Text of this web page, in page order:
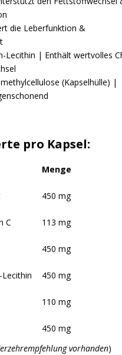
die Leberfunktion &
Lecithin | Enthält wertvolles
(Kapselhülle) |
pro Kapsel:
Menge
450 mg
C 113 mg
450 mg
450 mg
110 mg
450 mg
vorhanden)